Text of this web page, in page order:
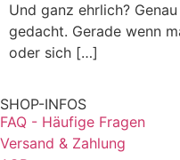
Und ganz ehrlich?
gedacht. Gerade wenn
oder sich […]
SHOP-INFOS
FAQ - Häufige Fragen
Versand & Zahlung